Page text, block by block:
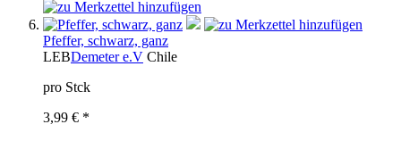
Pfeffer, schwarz, ganz
LEBDemeter e.V Chile
pro Stck
3,99 € *